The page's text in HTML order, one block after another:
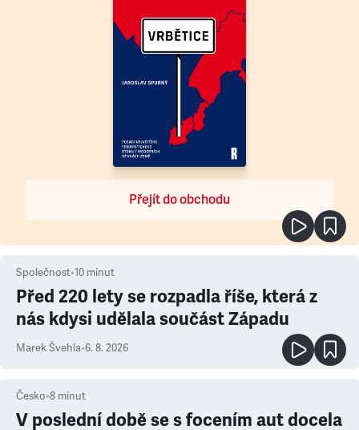
Přejít do obchodu
Společnost•10 minut
Před 220 lety se rozpadla říše, která z
nás kdysi udělala součást Západu
Marek Švehla•6. 8. 2026
Česko•8 minut
V poslední době se s focením aut docela